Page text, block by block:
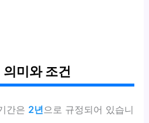
미와 조건
간은 2년으로 규정되어 있습니